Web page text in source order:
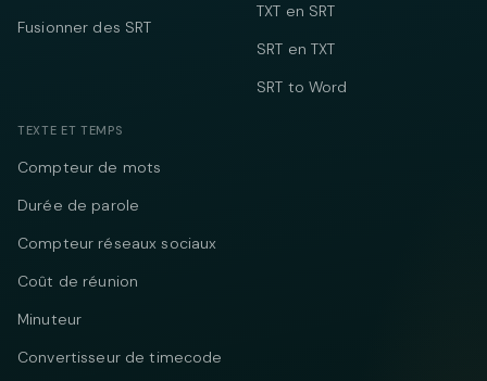
Fusionner des SRT
TXT en SRT
SRT en TXT
SRT to Word
TEXTE ET TEMPS
Compteur de mots
Durée de parole
Compteur réseaux sociaux
Coût de réunion
Minuteur
Convertisseur de timecode